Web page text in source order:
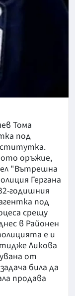
Тома
под
оръжие,
"Вътрешна
Гергана
годишния
под
срещу
в Районен
е и
Ликова
от
била да
продава